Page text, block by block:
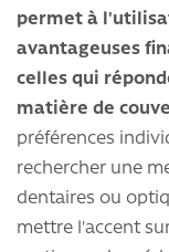
permet à
avantageuses
celles qui
matière de
préférences
rechercher une
dentaires ou
mettre l'accent